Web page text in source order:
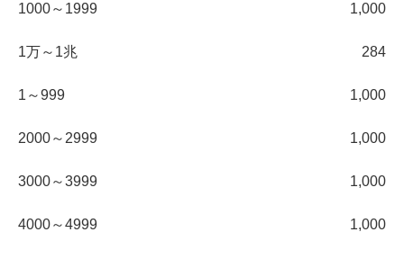
1000～1999 1,000
1万～1兆 284
1～999 1,000
2000～2999 1,000
3000～3999 1,000
4000～4999 1,000